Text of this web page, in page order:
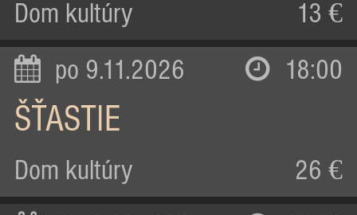
Dom kultúry 13 €
po 9.11.2026 18:00
ŠŤASTIE
Dom kultúry 26 €